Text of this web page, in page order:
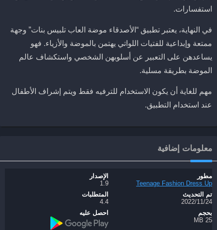
استفسارات.
في النهاية، يعتبر تطبيق “الأصدقاء موضة العاب تلبيس بنات” وجهة
ممتعة وإبداعية للفتيات اللواتي يهتمن بالموضة والأزياء. فهو
يساعدهن على التعبير عن أسلوبهن الشخصي واستكشاف عالم
الموضة بطريقة مسلية.
مهم للغاية أن يكون الاستخدام للترفيه فقط ويتم إشراف الأطفال
عند استخدام التطبيق.
معلومات إضافية
مطور
Teenage Fashion Dress Up
الإصدار
1.9
تم التحديث
24‏/11‏/2022
المتطلبات
4.4
بحجم
25 MB
احصل عليه